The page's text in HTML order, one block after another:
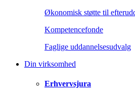
Økonomisk støtte til
Kompetencefonde
Faglige uddannelsesudvalg
Din virksomhed
Erhvervsjura